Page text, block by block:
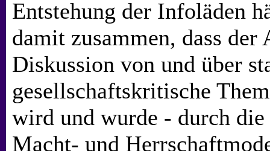
Entstehung der Infoläden
damit zusammen, dass der
Diskussion von und über
gesellschaftskritische
wird und wurde - durch
Macht- und